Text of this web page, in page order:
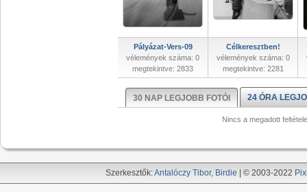
Pályázat-Vers-09
vélemények száma: 0
megtekintve: 2833
Célkeresztben!
vélemények száma: 0
megtekintve: 2281
30 NAP LEGJOBB FOTÓI 24 ÓRA
Nincs a megadott
Szerkesztők:Antalóczy Tibor, Birdie | © 2003-2022